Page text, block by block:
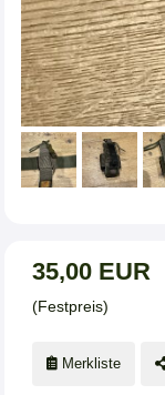
35,00 EUR
(Festpreis)
Merkliste